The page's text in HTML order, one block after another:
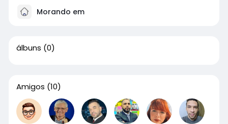
Morando em
álbuns (0)
Amigos (10)